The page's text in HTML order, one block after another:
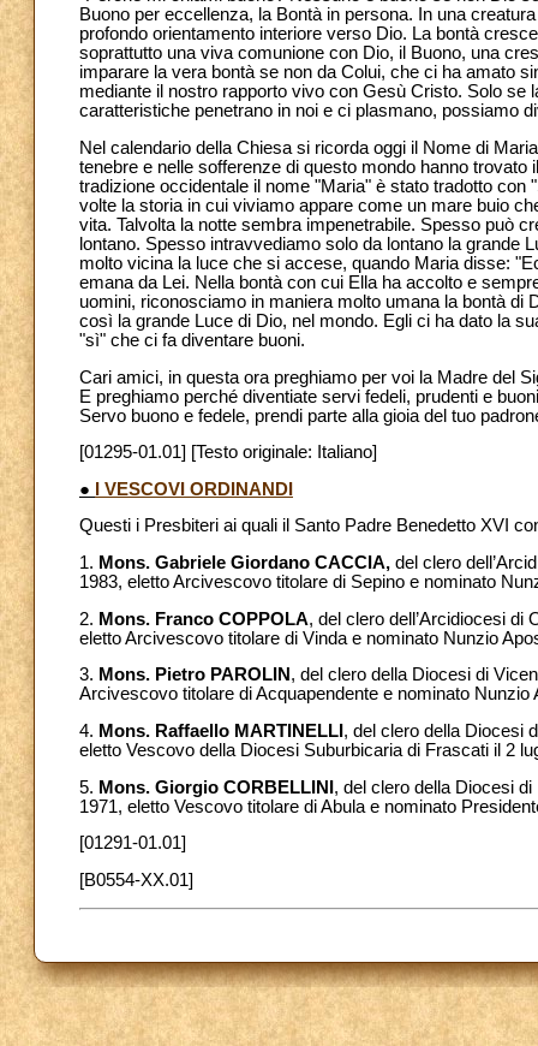
Buono per eccellenza, la Bontà in persona. In una
profondo orientamento interiore verso Dio. La bontà
soprattutto una viva comunione con Dio, il Buono, una
imparare la vera bontà se non da Colui, che ci ha amato
mediante il nostro rapporto vivo con Gesù Cristo. Solo
caratteristiche penetrano in noi e ci plasmano, possiamo
Nel calendario della Chiesa si ricorda oggi il Nome di
tenebre e nelle sofferenze di questo mondo hanno
tradizione occidentale il nome "Maria" è stato tradotto
volte la storia in cui viviamo appare come un mare buio
vita. Talvolta la notte sembra impenetrabile. Spesso può
lontano. Spesso intravvediamo solo da lontano la grande
molto vicina la luce che si accese, quando Maria disse:
emana da Lei. Nella bontà con cui Ella ha accolto e
uomini, riconosciamo in maniera molto umana la bontà
così la grande Luce di Dio, nel mondo. Egli ci ha dato la
"sì" che ci fa diventare buoni.
Cari amici, in questa ora preghiamo per voi la Madre del
E preghiamo perché diventiate servi fedeli, prudenti e
Servo buono e fedele, prendi parte alla gioia del tuo
[01295-01.01] [Testo originale: Italiano]
●
I VESCOVI ORDINANDI
Questi i Presbiteri ai quali il Santo Padre Benedetto XVI
1. Mons. Gabriele Giordano CACCIA, del clero
1983, eletto Arcivescovo titolare di Sepino e nominato
2. Mons. Franco COPPOLA, del clero dell’Arcidiocesi di
eletto Arcivescovo titolare di Vinda e nominato Nunzio
3. Mons. Pietro PAROLIN , del clero della Diocesi di
Arcivescovo titolare di Acquapendente e nominato Nunzio
4. Mons. Raffaello MARTINELLI , del clero della Diocesi
eletto Vescovo della Diocesi Suburbicaria di Frascati il 2
5. Mons. Giorgio CORBELLINI , del clero della Diocesi
1971, eletto Vescovo titolare di Abula e nominato
[01291-01.01]
[B0554-XX.01]